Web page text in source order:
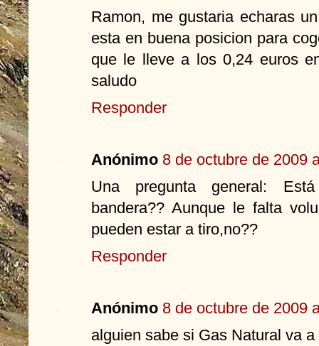
Ramon, me gustaria echaras
esta en buena posicion para
que le lleve a los 0,24 euros
saludo
Responder
Anónimo 8 de octubre de 2009
Una pregunta general:
bandera?? Aunque le falta
pueden estar a tiro,no??
Responder
Anónimo 8 de octubre de 2009
alguien sabe si Gas Natural va